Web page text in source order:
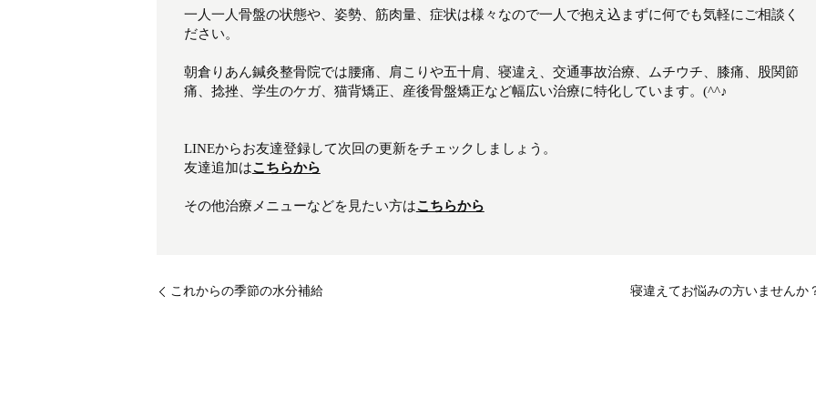
一人一人骨盤の状態や、姿勢、筋肉量、症状は様々なので一人で抱え込まずに何でも気軽にご相談く
ださい。
朝倉りあん鍼灸整骨院では腰痛、肩こりや五十肩、寝違え、交通事故治療、ムチウチ、膝痛、股関節
痛、捻挫、学生のケガ、猫背矯正、産後骨盤矯正など幅広い治療に特化しています。(^^♪
LINEからお友達登録して次回の更新をチェックしましょう。
友達追加はこちらから
その他治療メニューなどを見たい方はこちらから
これからの季節の水分補給 寝違えてお悩みの方いませんか